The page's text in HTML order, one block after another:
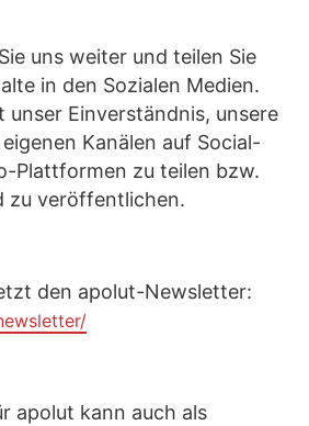
uns weiter und teilen Sie
in den Sozialen Medien.
unser Einverständnis, unsere
Kanälen auf Social-
Plattformen zu teilen bzw.
zu veröffentlichen.
den apolut-Newsletter:
apolut kann auch als